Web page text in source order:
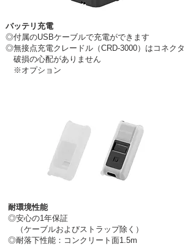
耐環境性能
◎安心の1年保証
（ケーブルおよびストラップ除く）
◎耐落下性能：コンクリート面1.5m
バッテリ充電
◎付属のUSBケーブルで充電ができます
◎無接点充電クレードル（CRD-3000）は コネクタ
破損の心配がありません
※オプション